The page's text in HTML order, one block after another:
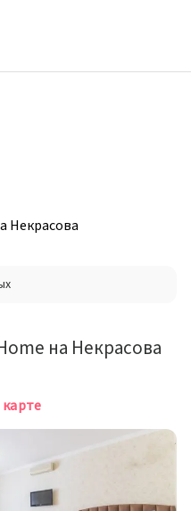
Некрасова
на Некрасова
карте